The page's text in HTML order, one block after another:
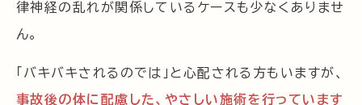
律神経の乱れが関係しているケースも少なくありませ
ん。
「バキバキされるのでは」と心配される方もいますが、
事故後の体に配慮した、やさしい施術を行っています